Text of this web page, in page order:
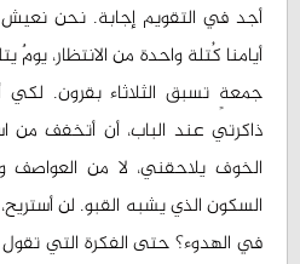
أجد في التقويم إجابة. نحن
أيامنا كُتلة واحدة من الانتظار، يومٌ
جمعةٍ تسبق الثلاثاء بقرون.
ذاكرتي عند الباب، أن أتخفف
الخوف يلاحقني، لا من
السكون الذي يشبه القبو. لن
في الهدوء؟ حتى الفكرة التي